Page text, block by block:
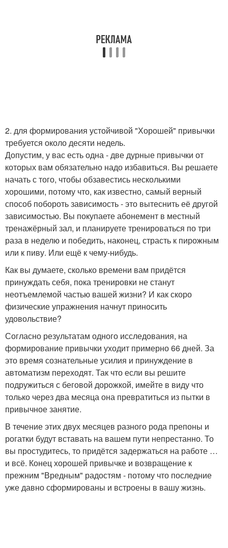
2. для формирования устойчивой "Хорошей" привычки
требуется около десяти недель.
Допустим, у вас есть одна - две дурные привычки от
которых вам обязательно надо избавиться. Вы решаете
начать с того, чтобы обзавестись несколькими
хорошими, потому что, как известно, самый верный
способ побороть зависимость - это вытеснить её другой
зависимостью. Вы покупаете абонемент в местный
тренажёрный зал, и планируете тренироваться по три
раза в неделю и победить, наконец, страсть к пирожным
или к пиву. Или ещё к чему-нибудь.
Как вы думаете, сколько времени вам придётся
принуждать себя, пока тренировки не станут
неотъемлемой частью вашей жизни? И как скоро
физические упражнения начнут приносить
удовольствие?
Согласно результатам одного исследования, на
формирование привычки уходит примерно 66 дней. За
это время сознательные усилия и принуждение в
автоматизм переходят. Так что если вы решите
подружиться с беговой дорожкой, имейте в виду что
только через два месяца она превратиться из пытки в
привычное занятие.
В течение этих двух месяцев разного рода препоны и
рогатки будут вставать на вашем пути непрестанно. То
вы простудитесь, то придётся задержаться на работе …
и всё. Конец хорошей привычке и возвращение к
прежним "Вредным" радостям - потому что последние
уже давно сформированы и встроены в вашу жизнь.